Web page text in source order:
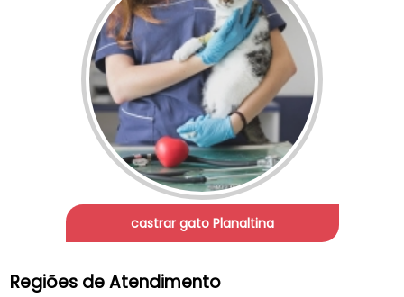
castrar gato Planaltina
Regiões de Atendimento